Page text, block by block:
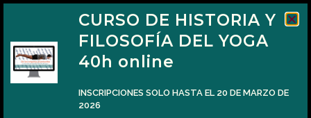
CURSO DE HISTORIA Y
FILOSOFÍA DEL YOGA
40h online
INSCRIPCIONES SOLO HASTA EL 20 DE MARZO DE
2026